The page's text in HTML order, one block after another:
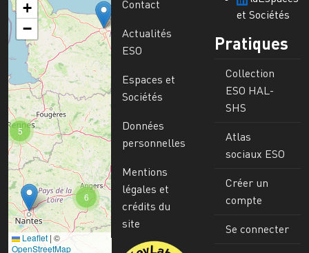
6
5
+
−
Leaflet | ©
OpenStreetMap
Contact
Actualités
ESO
Espaces et
Sociétés
Données
personnelles
Mentions
légales et
crédits du
site
Image
et Sociétés
Pratiques
Collection
ESO HAL-
SHS
Atlas
sociaux ESO
Créer un
compte
Se connecter